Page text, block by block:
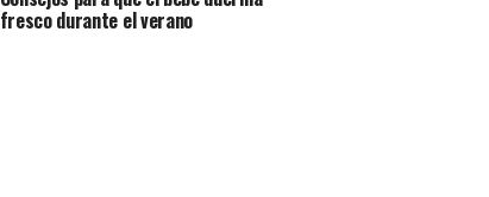
fresco durante el verano